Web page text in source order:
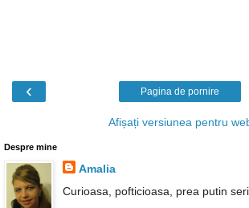
‹ Pagina de pornire
Afișați versiunea pentru
Despre mine
Amalia
Curioasa, pofticioasa, prea putin